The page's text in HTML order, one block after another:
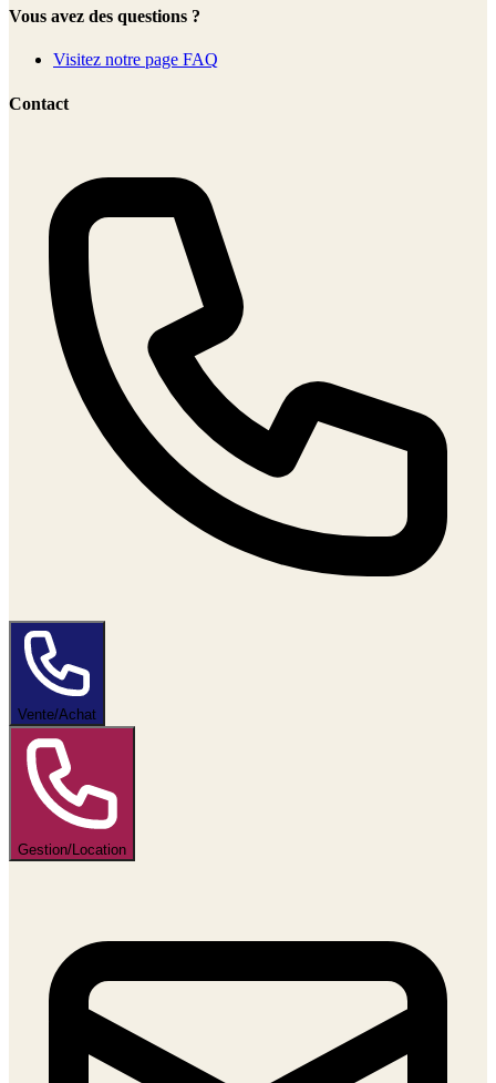
Vous avez des questions ?
Visitez notre page FAQ
Contact
Vente/Achat
Gestion/Location